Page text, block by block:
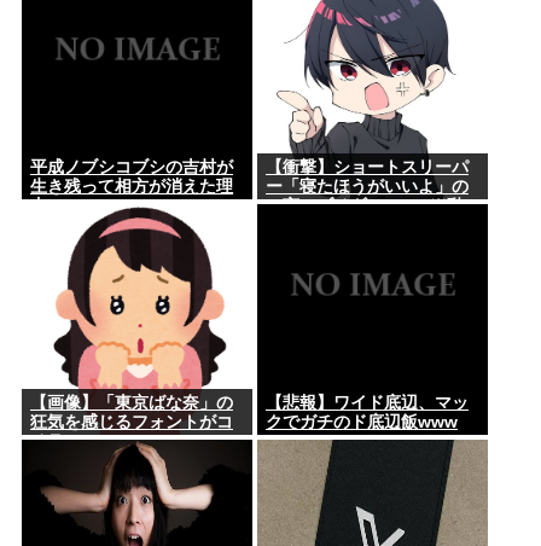
平成ノブシコブシの吉村が
生き残って相方が消えた理
【衝撃】ショートスリーパ
ー「寝たほうがいいよ」の
一言にブチギレwww(※動
【画像】「東京ばな奈」の
狂気を感じるフォントがコ
チラwww
【悲報】ワイド底辺、マッ
クでガチのド底辺飯www